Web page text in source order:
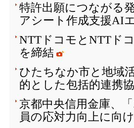
特許出願につながる
アシート作成支援AI
NTTドコモとNTTド
を締結
ひたちなか市と地域
的とした包括的連携
京都中央信用金庫、
員の応対力向上に向